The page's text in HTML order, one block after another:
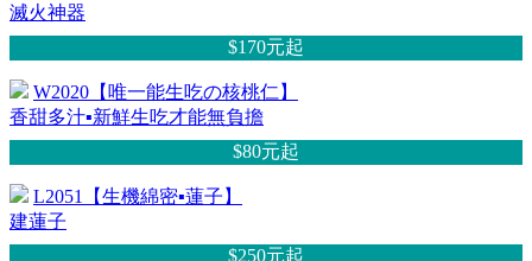
滅火神器
$170元起
W2020【唯一能生吃の核桃仁】
香甜多汁▪新鮮生吃才能無負擔
$80元起
L2051【生機綿密▪蓮子】
建蓮子
$250元起